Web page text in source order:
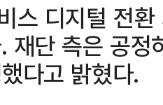
스 디지털 전
재단 측은 공
다고 밝혔다.